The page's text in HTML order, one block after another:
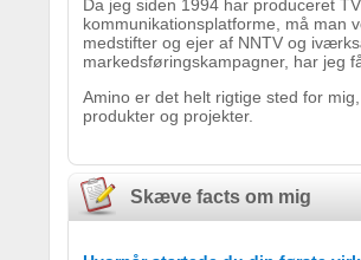
Da jeg siden 1994 har produceret
kommunikationsplatforme, må man
medstifter og ejer af NNTV og
markedsføringskampagner, har jeg
Amino er det helt rigtige sted for
produkter og projekter.
Skæve facts om mig